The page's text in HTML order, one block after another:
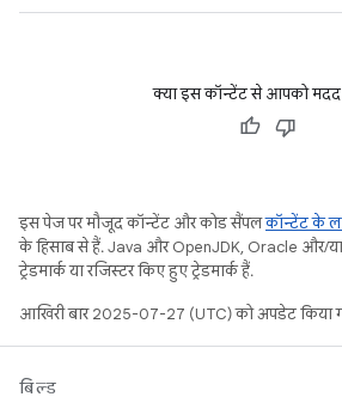
क्या इस कॉन्टेंट से आपको मदद
इस पेज पर मौजूद कॉन्टेंट और कोड सैंपलकॉन्टेंट के
के हिसाब से हैं. Java और OpenJDK, Oracle और/
ट्रेडमार्क या रजिस्टर किए हुए ट्रेडमार्क हैं.
आखिरी बार 2025-07-27 (UTC) को अपडेट किया
बिल्ड